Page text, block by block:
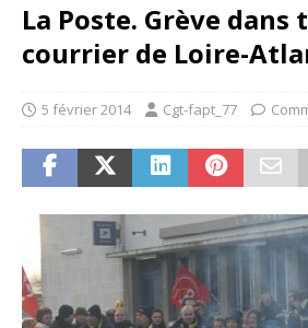
La Poste. Grève
courrier de Loire-
5 février 2014 Cgt-fapt_77